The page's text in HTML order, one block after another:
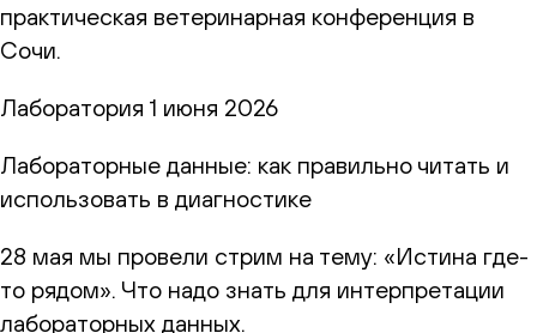
практическая ветеринарная конференция в
Сочи.
Лаборатория 1 июня 2026
Лабораторные данные: как правильно читать и
использовать в диагностике
28 мая мы провели стрим на тему: «Истина где-
то рядом». Что надо знать для интерпретации
лабораторных данных.